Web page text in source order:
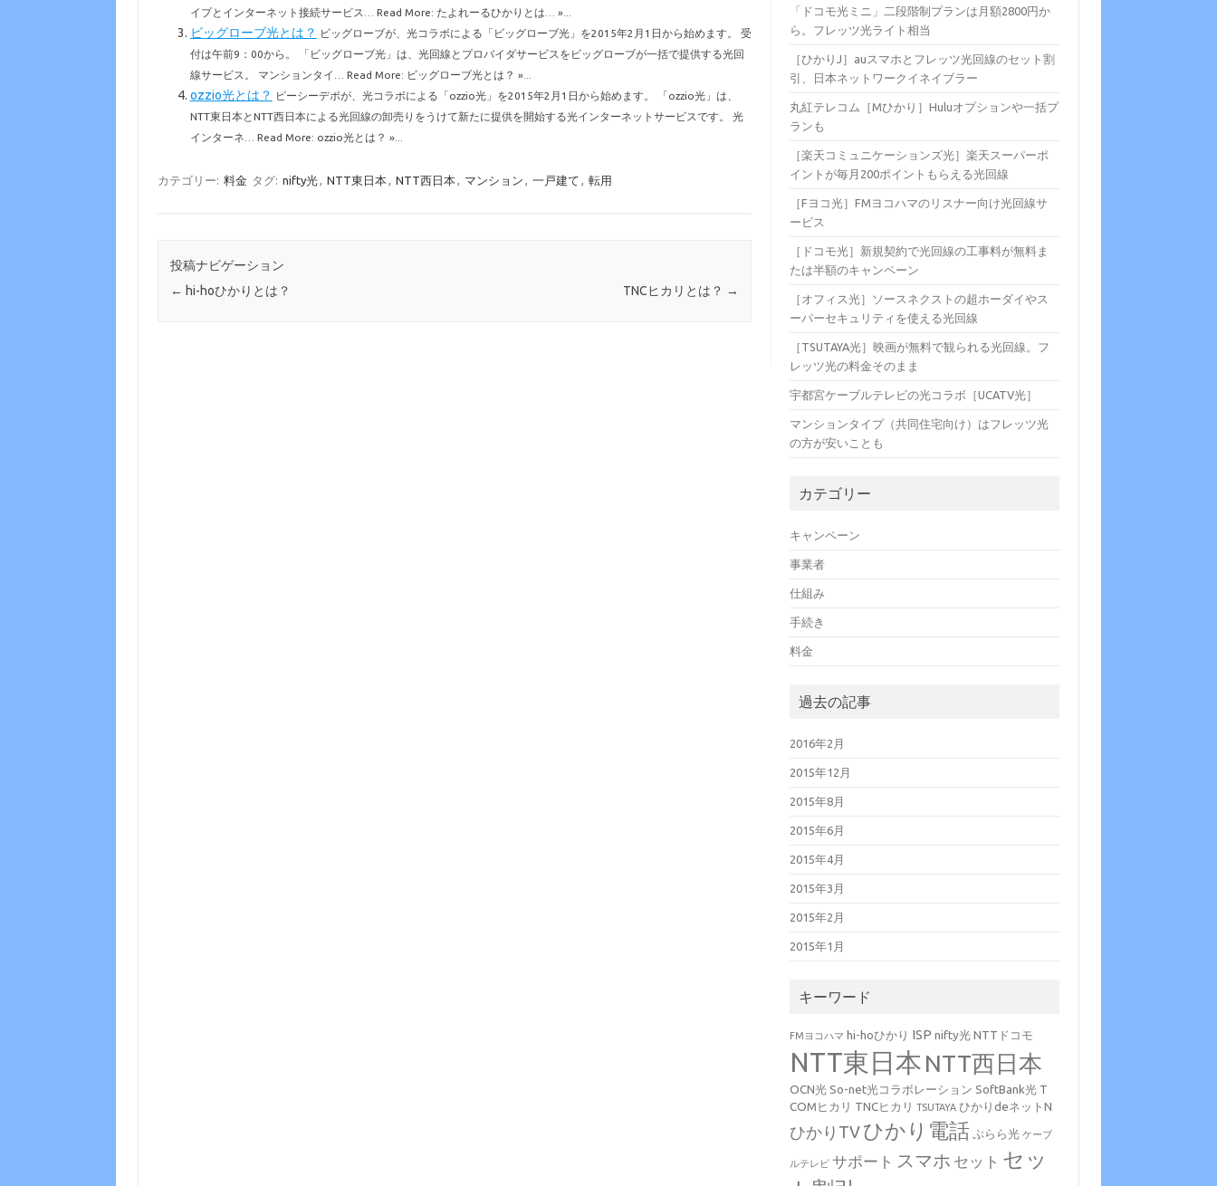
イプとインターネット接続サービス… Read More: たよれーるひかりとは… »...
ビッグローブ光とは？
ビッグローブが、光コラボによる「ビッグローブ光」を2015年2月1日から始めます。 受
付は午前9：00から。 「ビッグローブ光」は、光回線とプロバイダサービスをビッグローブが一括で提供する光回
線サービス。 マンションタイ… Read More: ビッグローブ光とは？ »...
ozzio光とは？
ピーシーデポが、光コラボによる「ozzio光」を2015年2月1日から始めます。 「ozzio光」は、
NTT東日本とNTT西日本による光回線の卸売りをうけて新たに提供を開始する光インターネットサービスです。 光
インターネ… Read More: ozzio光とは？ »...
カテゴリー: 料金 タグ: nifty光, NTT東日本, NTT西日本, マンション , 一戸建て , 転用
投稿ナビゲーション
← hi-hoひかりとは？ TNCヒカリとは？ →
「ドコモ光ミニ」二段階制プランは月額2800円か
ら。フレッツ光ライト相当
［ひかりJ］auスマホとフレッツ光回線のセット割
引、日本ネットワークイネイブラー
丸紅テレコム［Mひかり］Huluオプションや一括プ
ランも
［楽天コミュニケーションズ光］楽天スーパーポ
イントが毎月200ポイントもらえる光回線
［Fヨコ光］FMヨコハマのリスナー向け光回線サ
ービス
［ドコモ光］新規契約で光回線の工事料が無料ま
たは半額のキャンペーン
［オフィス光］ソースネクストの超ホーダイやス
ーパーセキュリティを使える光回線
［TSUTAYA光］映画が無料で観られる光回線。フ
レッツ光の料金そのまま
宇都宮ケーブルテレビの光コラボ［UCATV光］
マンションタイプ（共同住宅向け）はフレッツ光
の方が安いことも
カテゴリー
キャンペーン
事業者
仕組み
手続き
料金
過去の記事
2016年2月
2015年12月
2015年8月
2015年6月
2015年4月
2015年3月
2015年2月
2015年1月
キーワード
FMヨコハマ hi-hoひかり ISP nifty光 NTTドコモ
NTT東日本 NTT西日本
OCN光 So-net光コラボレーション SoftBank光 T
COMヒカリ TNCヒカリ TSUTAYA ひかりdeネットN
ひかりTV ひかり電話 ぷらら光 ケーブ
ルテレビ サポート スマホ セット セッ